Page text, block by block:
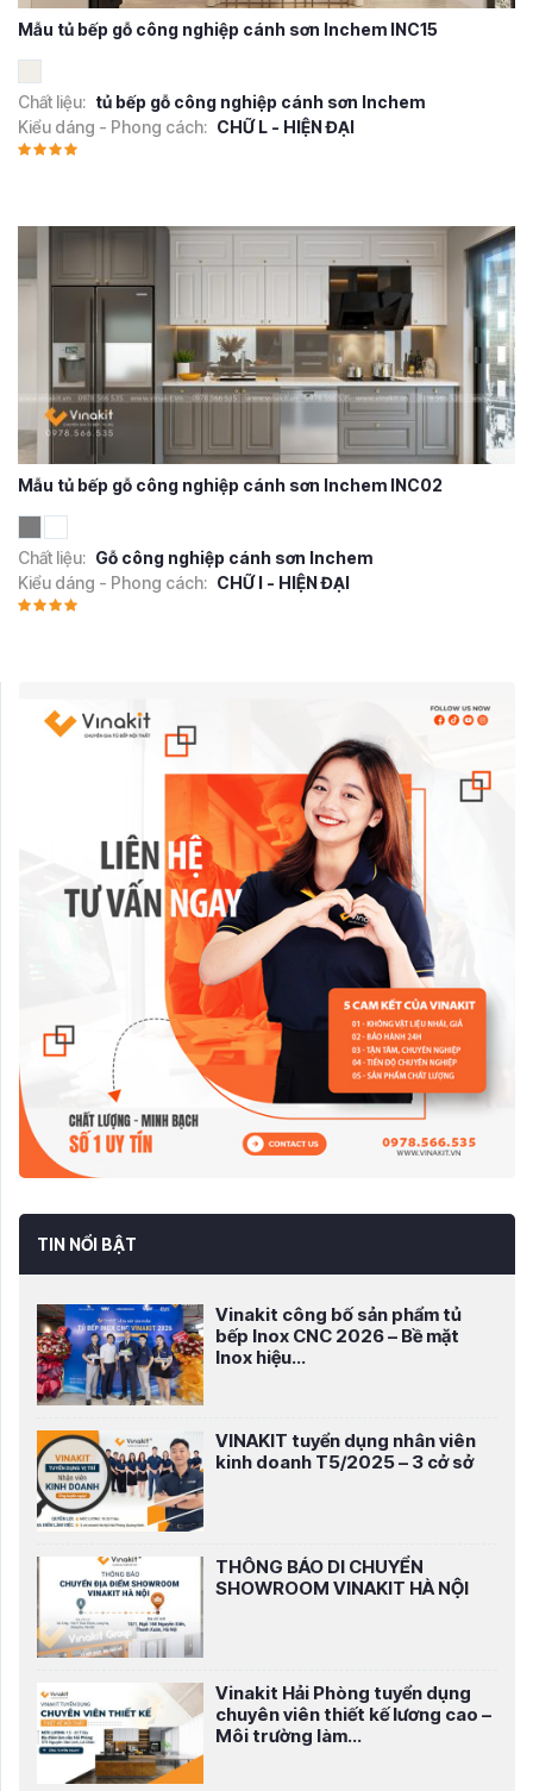
TIN NỔI BẬT
Vinakit công bố sản phẩm tủ
bếp Inox CNC 2026 – Bề mặt
Inox hiệu...
VINAKIT tuyển dụng nhân viên
kinh doanh T5/2025 – 3 cở sở
THÔNG BÁO DI CHUYỂN
SHOWROOM VINAKIT HÀ NỘI
Vinakit Hải Phòng tuyển dụng
chuyên viên thiết kế lương cao –
Môi trường làm...
Mẫu tủ bếp gỗ công nghiệp cánh sơn Inchem INC15
Chất liệu: tủ bếp gỗ công nghiệp cánh sơn Inchem
Kiểu dáng - Phong cách: CHỮ L - HIỆN ĐẠI
Mẫu tủ bếp gỗ công nghiệp cánh sơn Inchem INC02
Chất liệu: Gỗ công nghiệp cánh sơn Inchem
Kiểu dáng - Phong cách: CHỮ I - HIỆN ĐẠI